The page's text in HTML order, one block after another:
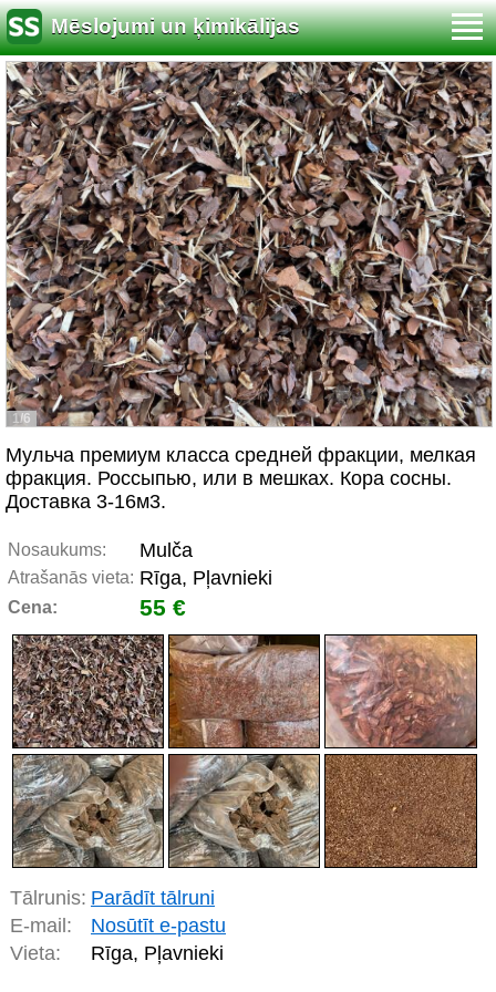
Mēslojumi un ķimikālijas
1/6
Мульча премиум класса средней фракции, мелкая
фракция. Россыпью, или в мешках. Кора сосны.
Доставка 3-16м3.
Nosaukums: Mulča
Atrašanās vieta: Rīga, Pļavnieki
Cena: 55 €
Tālrunis: Parādīt tālruni
E-mail:
Nosūtīt e-pastu
Vieta:
Rīga, Pļavnieki